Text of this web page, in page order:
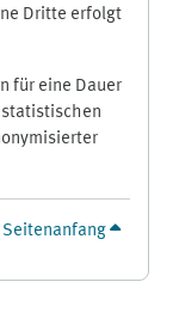
Dritte erfolgt
für eine Dauer
statistischen
Seitenanfang